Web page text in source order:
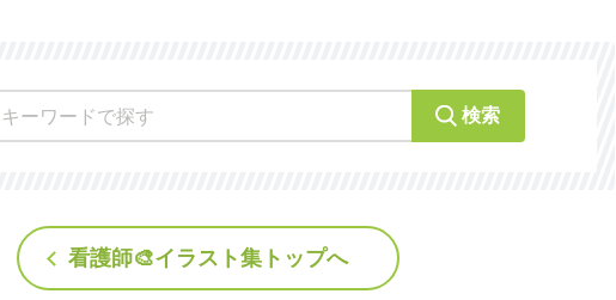
検索
看護師🎨イラスト集トップへ